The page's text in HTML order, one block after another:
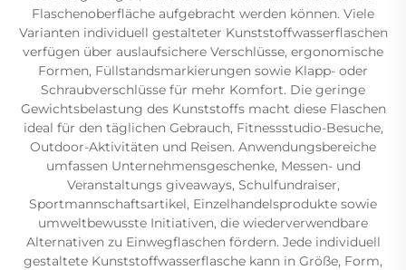
Flaschenoberfläche aufgebracht werden können. Viele
Varianten individuell gestalteter Kunststoffwasserflaschen
verfügen über auslaufsichere Verschlüsse, ergonomische
Formen, Füllstandsmarkierungen sowie Klapp- oder
Schraubverschlüsse für mehr Komfort. Die geringe
Gewichtsbelastung des Kunststoffs macht diese Flaschen
ideal für den täglichen Gebrauch, Fitnessstudio-Besuche,
Outdoor-Aktivitäten und Reisen. Anwendungsbereiche
umfassen Unternehmensgeschenke, Messen- und
Veranstaltungs giveaways, Schulfundraiser,
Sportmannschaftsartikel, Einzelhandelsprodukte sowie
umweltbewusste Initiativen, die wiederverwendbare
Alternativen zu Einwegflaschen fördern. Jede individuell
gestaltete Kunststoffwasserflasche kann in Größe, Form,